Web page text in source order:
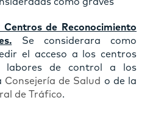
Centros de Reconocimiento
Se considerara como
el acceso a los centros
labores de control a los
Consejería de Salud o de la
de Tráfico.